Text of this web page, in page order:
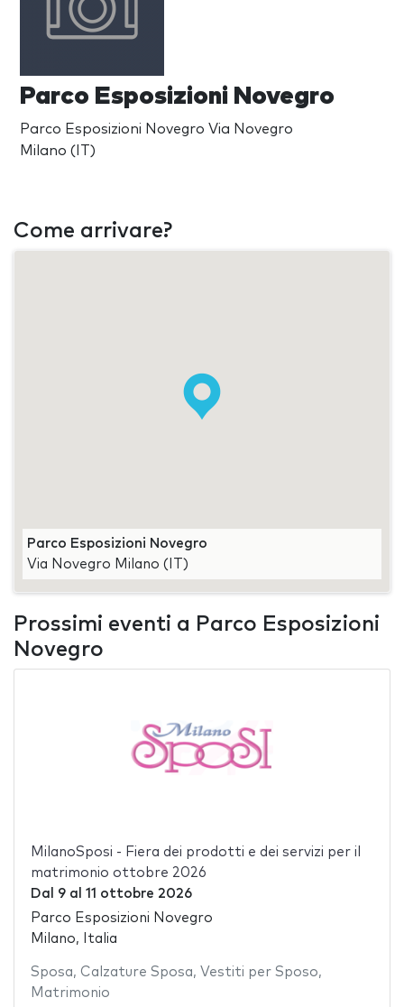
Parco Esposizioni Novegro
Parco Esposizioni Novegro Via Novegro
Milano (IT)
Come arrivare?
Parco Esposizioni Novegro
Via Novegro Milano (IT)
Prossimi eventi a Parco Esposizioni
Novegro
MilanoSposi - Fiera dei prodotti e dei servizi per il
matrimonio ottobre 2026
Dal 9al 11 ottobre 2026
Parco Esposizioni Novegro
Milano, Italia
Sposa, Calzature Sposa, Vestiti per Sposo,
Matrimonio